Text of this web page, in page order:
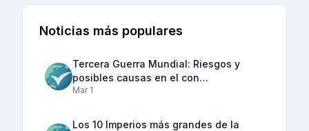
Noticias más populares
Tercera Guerra Mundial: Riesgos y
posibles causas en el con…
Mar 1
Los 10 Imperios más grandes de la